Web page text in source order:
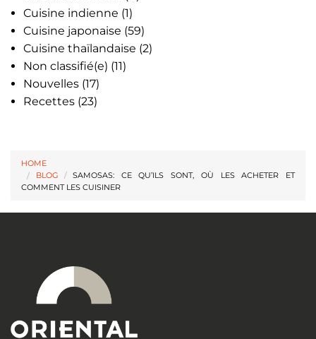
Cuisine indienne (1)
Cuisine japonaise (59)
Cuisine thaïlandaise (2)
Non classifié(e) (11)
Nouvelles (17)
Recettes (23)
HOME
BLOG
/ SAMOSAS: CE QU’ILS SONT, OÙ LES ACHETER ET
COMMENT LES CUISINER